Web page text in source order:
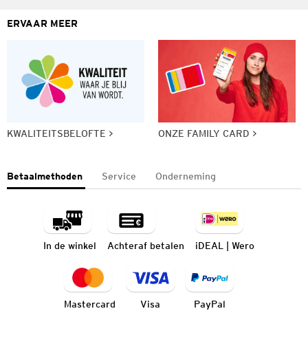
ERVAAR MEER
KWALITEITSBELOFTE ONZE FAMILY CARD
Betaalmethoden Service Onderneming
In de winkel Achteraf betalen iDEAL | Wero
Mastercard Visa PayPal